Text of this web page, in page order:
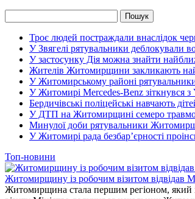
Троє людей постраждали внаслідок
У Звягелі рятувальники деблокували
У застосунку Дія можна знайти
Жителів Житомирщини закликають
У Житомирському районі рятувальники
У Житомирі Mercedes-Benz зіткнувся
Бердичівські поліцейські навчають
У ДТП на Житомирщині семеро
Минулої доби рятувальники
У Житомирі рада безбар’єрності
Топ-новини
Житомирщину із робочим візитом відвідав
Житомирщина стала першим регіоном, який